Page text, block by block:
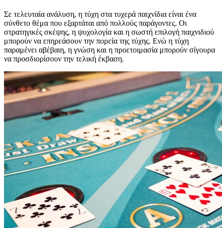
Σε τελευταία ανάλυση, η τύχη στα τυχερά παιχνίδια είναι ένα
σύνθετο θέμα που εξαρτάται από πολλούς παράγοντες. Οι
στρατηγικές σκέψης, η ψυχολογία και η σωστή επιλογή παιχνιδιού
μπορούν να επηρεάσουν την πορεία της τύχης. Ενώ η τύχη
παραμένει αβέβαιη, η γνώση και η προετοιμασία μπορούν σίγουρα
να προσδιορίσουν την τελική έκβαση.